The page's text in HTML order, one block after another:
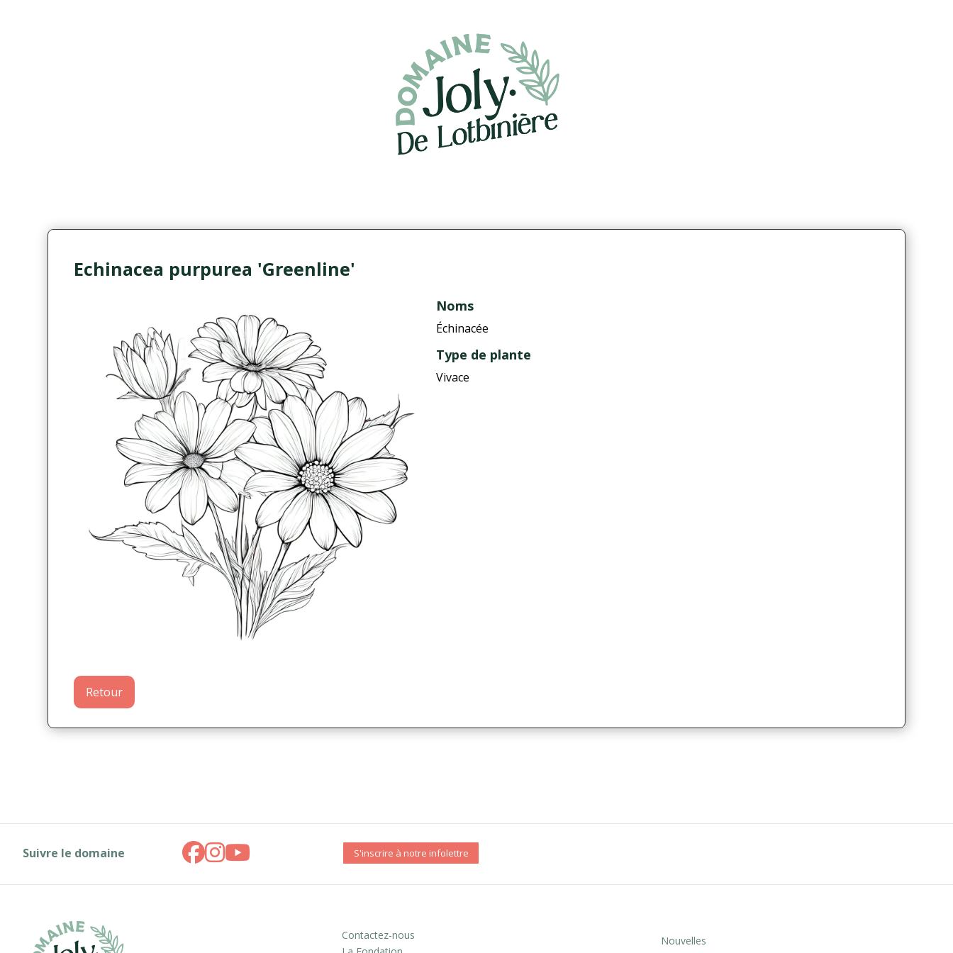
Echinacea purpurea 'Greenline'
Noms
Échinacée
Type de plante
Vivace
Retour
Suivre le domaine S'inscrire à notre infolettre
Contactez-nous
Nouvelles